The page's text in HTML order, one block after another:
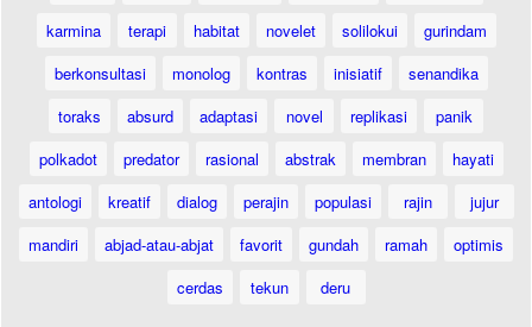
karmina
terapi habitat novelet solilokui
gurindam
berkonsultasi
monolog kontras inisiatif
senandika
toraks
absurd adaptasi novel replikasi
panik
polkadot
predator rasional abstrak membran
hayati
antologi
kreatif dialog perajin populasi rajin
jujur
mandiri
abjad-atau-abjat favorit gundah ramah
optimis
cerdas
tekun deru